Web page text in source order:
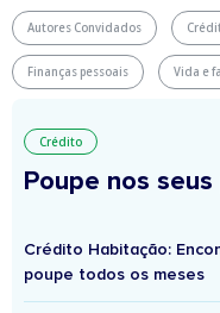
Autores Convidados
Finanças pessoais Vida e
Crédito
Poupe nos
Crédito Habitação:
poupe todos os meses